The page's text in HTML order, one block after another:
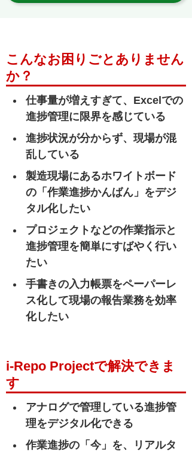
こんなお困りごとありません
か？
仕事量が増えすぎて、Excelでの
進捗管理に限界を感じている
進捗状況が分からず、現場が混
乱している
製造現場にあるホワイトボード
の「作業進捗かんばん」をデジ
タル化したい
プロジェクトなどの作業指示と
進捗管理を簡単にすばやく行い
たい
手書きの入力帳票をペーパーレ
ス化して現場の報告業務を効率
化したい
i-Repo Projectで解決できま
す
アナログで管理している進捗管
理をデジタル化できる
作業進捗の「今」を、リアルタ